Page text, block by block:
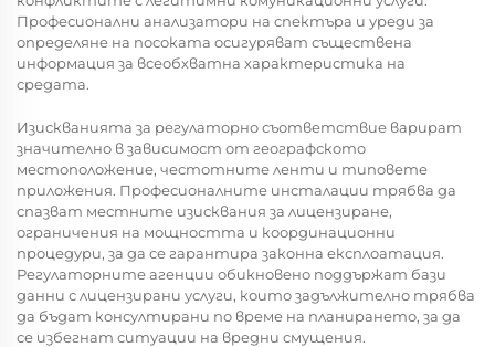
Професионални анализатори на спектъра и уреди за
определяне на посоката осигуряват съществена
информация за всеобхватна характеристика на
средата.
Изискванията за регулаторно съответствие варират
значително в зависимост от географското
местоположение, честотните ленти и типовете
приложения. Професионалните инсталации трябва да
спазват местните изисквания за лицензиране,
ограничения на мощността и координационни
процедури, за да се гарантира законна експлоатация.
Регулаторните агенции обикновено поддържат бази
данни с лицензирани услуги, които задължително трябва
да бъдат консултирани по време на планирането, за да
се избегнат ситуации на вредни смущения.